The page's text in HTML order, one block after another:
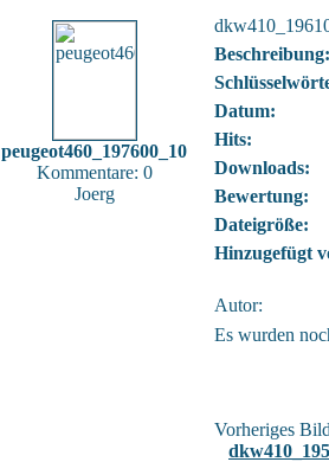
peugeot460_197600_10
Kommentare: 0
Joerg
Beschreibung:
Datum:
Hits:
Downloads:
Bewertung:
Dateigröße:
Hinzugefügt
Autor:
Es wurden
Vorheriges